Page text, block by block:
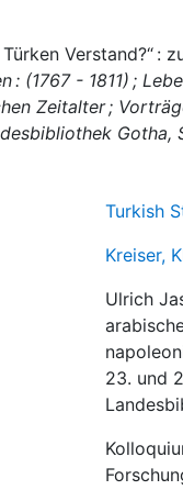
Verstand?“
: (1767 - 1811) ;
Zeitalter ;
Gotha,
Turkish
Kreiser,
Ulrich
23. und